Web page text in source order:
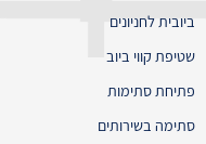
ביובית לחניונים
שטיפת קווי ביוב
פתיחת סתימות
סתימה בשירותים